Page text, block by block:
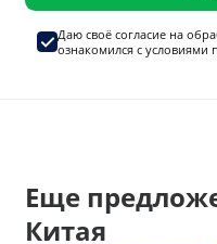
Даю своё согласие на
ознакомился с условиями
Еще
Китая